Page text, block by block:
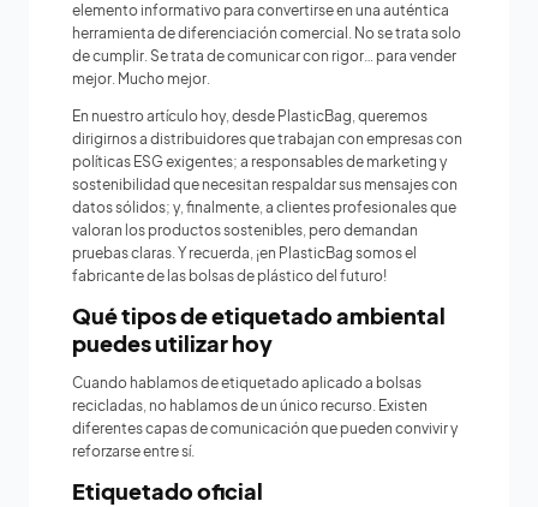
elemento informativo para convertirse en una auténtica
herramienta de diferenciación comercial. No se trata solo
de cumplir. Se trata de comunicar con rigor… para vender
mejor. Mucho mejor.
En nuestro artículo hoy, desde PlasticBag, queremos
dirigirnos a distribuidores que trabajan con empresas con
políticas ESG exigentes; a responsables de marketing y
sostenibilidad que necesitan respaldar sus mensajes con
datos sólidos; y, finalmente, a clientes profesionales que
valoran los productos sostenibles, pero demandan
pruebas claras. Y recuerda, ¡en PlasticBag somos el
fabricante de las bolsas de plástico del futuro!
Qué tipos de etiquetado ambiental
puedes utilizar hoy
Cuando hablamos de etiquetado aplicado a bolsas
recicladas, no hablamos de un único recurso. Existen
diferentes capas de comunicación que pueden convivir y
reforzarse entre sí.
Etiquetado oficial